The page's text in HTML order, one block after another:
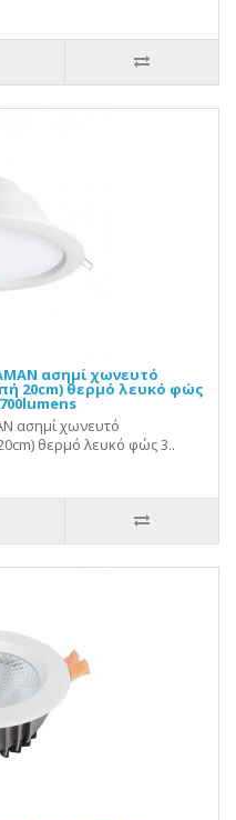
ασημί χωνευτό
20cm) θερμό λευκό φώς
ασημί χωνευτό
θερμό λευκό φώς 3..